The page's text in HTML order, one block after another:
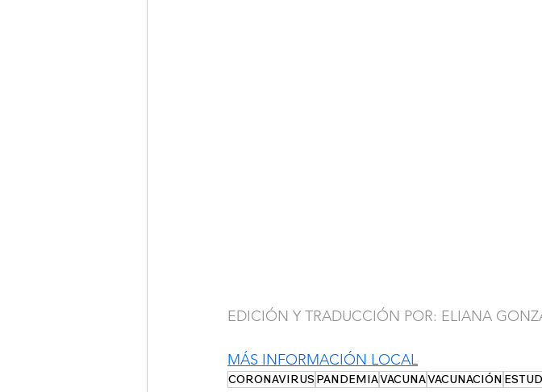
EDICIÓN Y TRADUCCIÓN POR: ELIANA
MÁS INFORMACIÓN LOCAL
CORONAVIRUS PANDEMIAVACUNAVACUNACIÓN